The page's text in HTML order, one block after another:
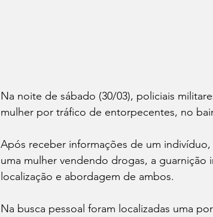
Na noite de sábado (30/03), policiais
mulher por tráfico de entorpecentes, no
Após receber informações de um
uma mulher vendendo drogas, a
localização e abordagem de ambos.
Na busca pessoal foram localizadas uma